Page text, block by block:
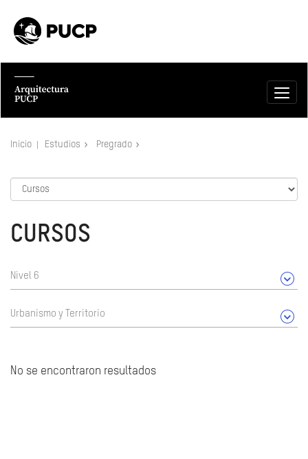
Inicio Estudios Pregrado
CURSOS
Nivel 6
Urbanismo y Territorio
No se encontraron resultados